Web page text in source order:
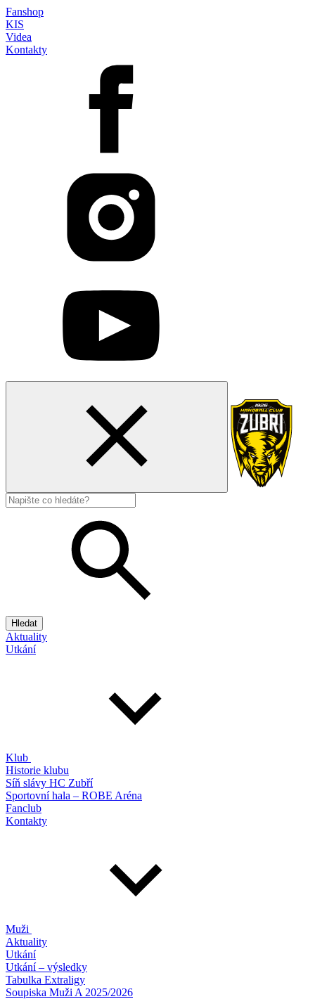
Fanshop
KIS
Videa
Kontakty
Hledat
Aktuality
Utkání
Klub
Historie klubu
Síň slávy HC Zubří
Sportovní hala – ROBE Aréna
Fanclub
Kontakty
Muži
Aktuality
Utkání
Utkání – výsledky
Tabulka Extraligy
Soupiska Muži A 2025/2026